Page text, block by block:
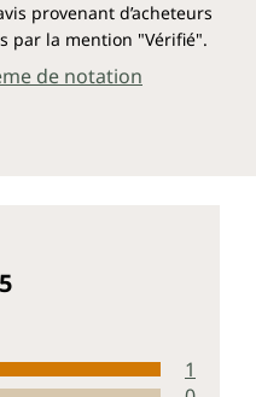
provenant d’acheteurs
par la mention "Vérifié".
de notation
1